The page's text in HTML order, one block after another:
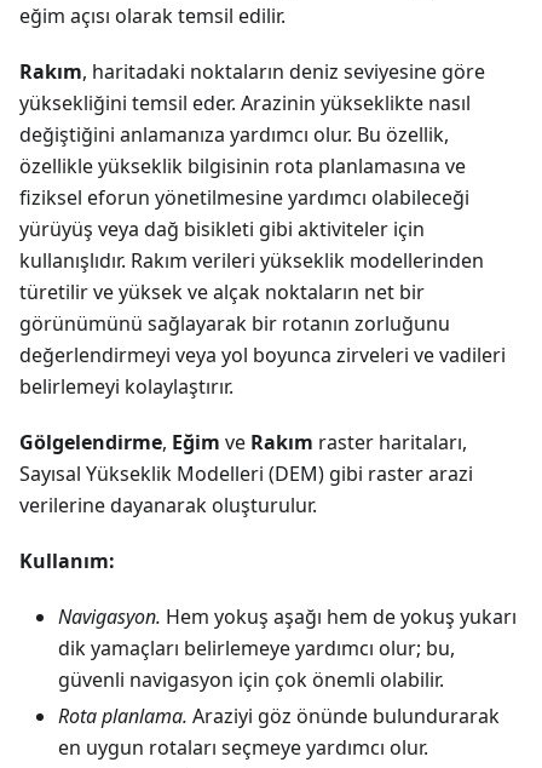
eğim açısı olarak temsil edilir.
Rakım, haritadaki noktaların deniz seviyesine göre
yüksekliğini temsil eder. Arazinin yükseklikte nasıl
değiştiğini anlamanıza yardımcı olur. Bu özellik,
özellikle yükseklik bilgisinin rota planlamasına ve
fiziksel eforun yönetilmesine yardımcı olabileceği
yürüyüş veya dağ bisikleti gibi aktiviteler için
kullanışlıdır. Rakım verileri yükseklik modellerinden
türetilir ve yüksek ve alçak noktaların net bir
görünümünü sağlayarak bir rotanın zorluğunu
değerlendirmeyi veya yol boyunca zirveleri ve vadileri
belirlemeyi kolaylaştırır.
Gölgelendirme, Eğim ve Rakım raster haritaları,
Sayısal Yükseklik Modelleri (DEM) gibi raster arazi
verilerine dayanarak oluşturulur.
Kullanım:
Navigasyon. Hem yokuş aşağı hem de yokuş yukarı
dik yamaçları belirlemeye yardımcı olur; bu,
güvenli navigasyon için çok önemli olabilir.
Rota planlama. Araziyi göz önünde bulundurarak
en uygun rotaları seçmeye yardımcı olur.